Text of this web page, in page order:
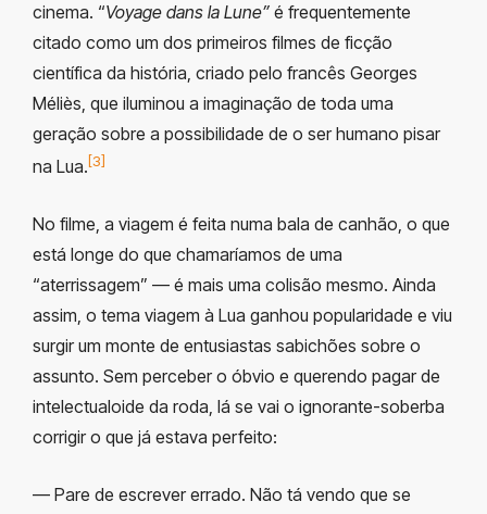
cinema. “Voyage dans la Lune” é frequentemente
citado como um dos primeiros filmes de ficção
científica da história, criado pelo francês Georges
Méliès, que iluminou a imaginação de toda uma
geração sobre a possibilidade de o ser humano pisar
na Lua.[3]
No filme, a viagem é feita numa bala de canhão, o que
está longe do que chamaríamos de uma
“aterrissagem” — é mais uma colisão mesmo. Ainda
assim, o tema viagem à Lua ganhou popularidade e viu
surgir um monte de entusiastas sabichões sobre o
assunto. Sem perceber o óbvio e querendo pagar de
intelectualoide da roda, lá se vai o ignorante-soberba
corrigir o que já estava perfeito:
— Pare de escrever errado. Não tá vendo que se